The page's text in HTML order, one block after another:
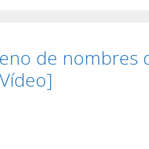
de nombres